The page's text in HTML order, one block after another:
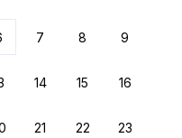
7 8 9
14 15 16
21 22 23